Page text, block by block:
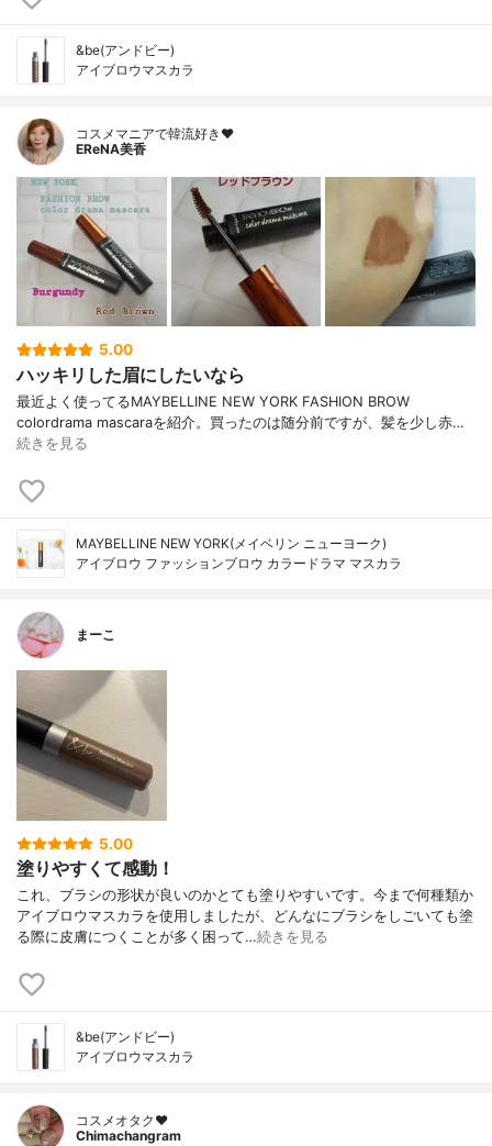
&be(アンドビー)
アイブロウマスカラ
コスメマニアで韓流好き❤️
EReNA美香
5.00
ハッキリした眉にしたいなら
最近よく使ってるMAYBELLINE NEW YORK FASHION BROW
colordrama mascaraを紹介。買ったのは随分前ですが、髪を少し赤…
続きを見る
MAYBELLINE NEW YORK(メイベリン ニューヨーク)
アイブロウ ファッションブロウ カラードラマ マスカラ
まーこ
5.00
塗りやすくて感動！
これ、ブラシの形状が良いのかとても塗りやすいです。今まで何種類か
アイブロウマスカラを使用しましたが、どんなにブラシをしごいても塗
る際に皮膚につくことが多く困って…続きを見る
&be(アンドビー)
アイブロウマスカラ
コスメオタク♥︎
Chimachangram